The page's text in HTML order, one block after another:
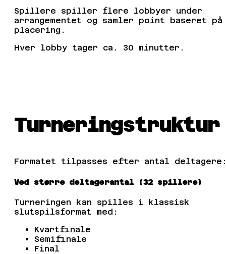
Spillere spiller flere lobbyer under
arrangementet og samler point baseret på
placering.
Hver lobby tager ca. 30 minutter.
Turneringstruktur
Formatet tilpasses efter antal
Ved større deltagerantal (32 spillere)
Turneringen kan spilles i klassisk
slutspilsformat med:
Kvartfinale
Semifinale
Final